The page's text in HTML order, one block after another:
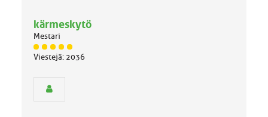
kärmeskytö
Mestari
J
ä
Viestejä: 2036